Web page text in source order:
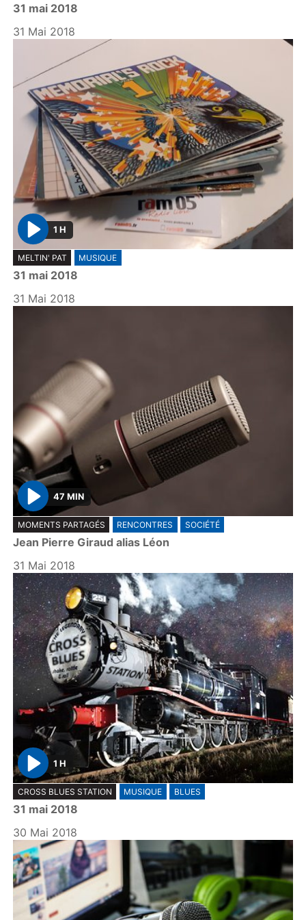
a
y
31 mai 2018
31 Mai 2018
P
l
a
y
1 H
MELTIN' PAT MUSIQUE
31 mai 2018
31 Mai 2018
P
l
a
y
47 MIN
MOMENTS PARTAGÉS RENCONTRES SOCIÉTÉ
Jean Pierre Giraud alias Léon
31 Mai 2018
P
l
a
y
1 H
CROSS BLUES STATION MUSIQUE BLUES
31 mai 2018
30 Mai 2018